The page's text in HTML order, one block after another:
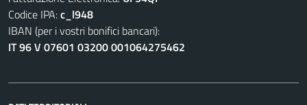
Codice IPA:c_l948
IBAN (per i vostri bonifici bancari):
IT 96 V 07601 03200 001064275462